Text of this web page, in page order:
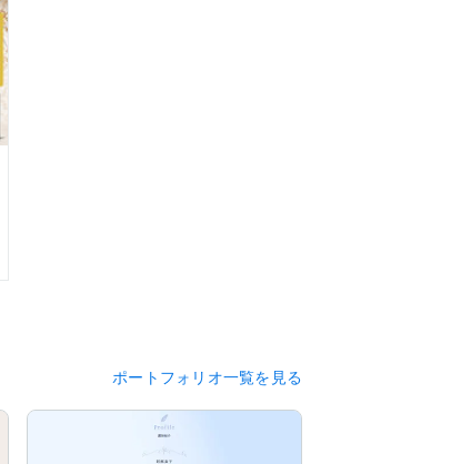
た」とリニューアルしたお客様か
ページを作成します！
います。
ポートフォリオ一覧を見る